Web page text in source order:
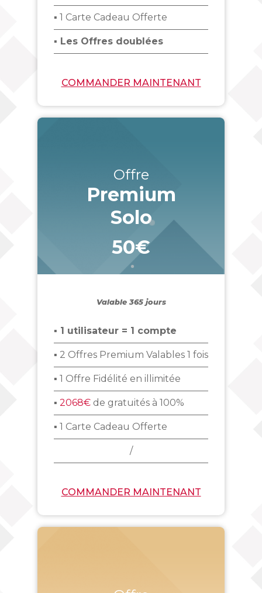
Offre
Premium
Solo
50€
_
Valable 365 jours
▪ 1 utilisateur = 1 compte
▪ 2 Offres Premium Valables 1 fois
▪ 1 Offre Fidélité en illimitée
▪ 2068€ de gratuités à 100%
▪ 1 Carte Cadeau Offerte
/
COMMANDER MAINTENANT
▪ 1 Carte Cadeau Offerte
▪ Les Offres doublées
COMMANDER MAINTENANT